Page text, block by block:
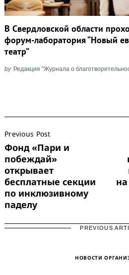
В Свердловской области
форум-лаборатория “Новый
театр”
by Редакция "Журнала о
Navigation
Previous Post
Фонд «Пари и
побеждай»
открывает
бесплатные секции
по инклюзивному
паделу
PREVIOUS
НОВОСТИ